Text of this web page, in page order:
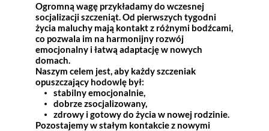
Ogromną wagę przykładamy do wczesnej
socjalizacji szczeniąt. Od pierwszych tygodni
życia maluchy mają kontakt z różnymi bodźcami,
co pozwala im na harmonijny rozwój
emocjonalny i łatwą adaptację w nowych
domach.
Naszym celem jest, aby każdy szczeniak
opuszczający hodowlę był:
stabilny emocjonalnie,
dobrze zsocjalizowany,
zdrowy i gotowy do życia w nowej rodzinie.
Pozostajemy w stałym kontakcie z nowymi